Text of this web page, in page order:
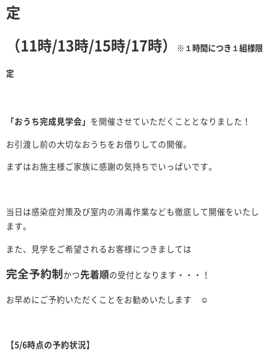
定
（11時/13時/15時/17時）
※ １時間につき１組様限
定
「おうち完成見学会」 を開催させていただくこととなりました！
お引渡し前の大切なおうちをお借りしての開催。
まずはお施主様ご家族に感謝の気持ちでいっぱいです。
当日は感染症対策及び室内の消毒作業なども徹底して開催をいたし
ます。
また、見学をご希望されるお客様につきましては
完全予約制かつ先着順の受付となります・・・！
お早めにご予約いただくことをお勧めいたします ☺
【5/6時点の予約状況】